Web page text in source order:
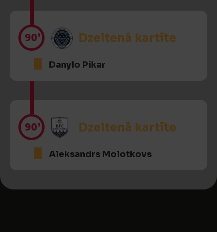
90’ Dzeltenā kartīte
Danylo Pikar
90’ Dzeltenā kartīte
Aleksandrs Molotkovs